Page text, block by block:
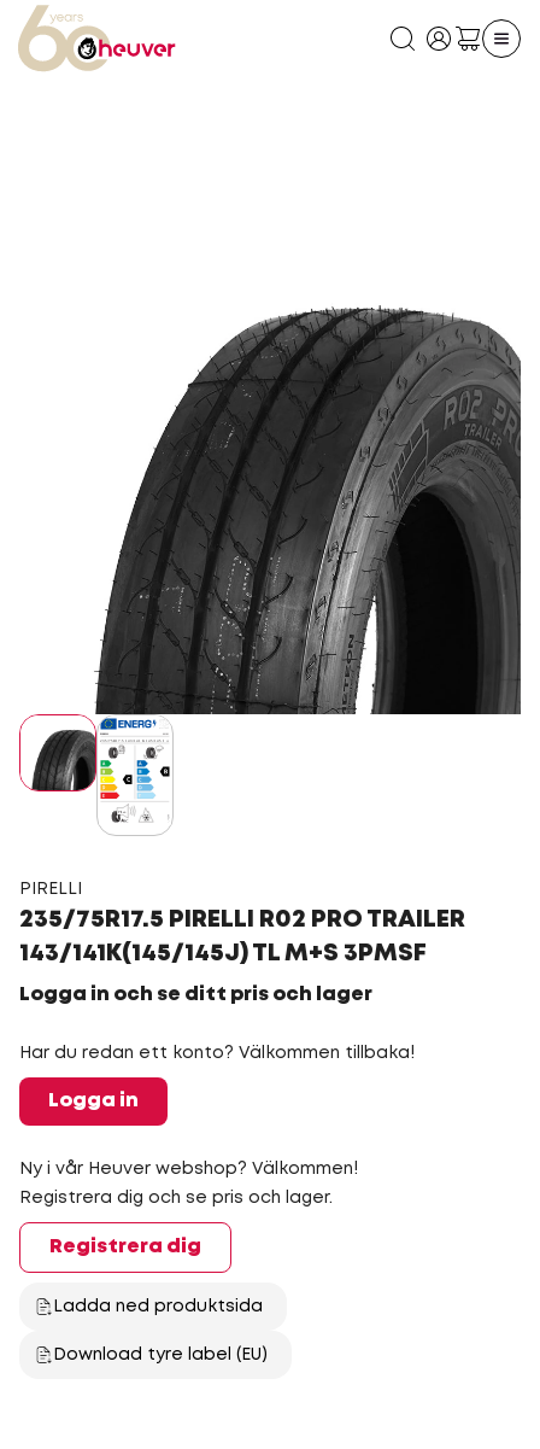
PIRELLI
235/75R17.5 PIRELLI R02 PRO TRAILER
143/141K(145/145J) TL M+S 3PMSF
Logga in och se ditt pris och lager
Har du redan ett konto? Välkommen tillbaka!
Logga in
Ny i vår Heuver webshop? Välkommen!
Registrera dig och se pris och lager.
Registrera dig
Ladda ned produktsida
Download tyre label (EU)